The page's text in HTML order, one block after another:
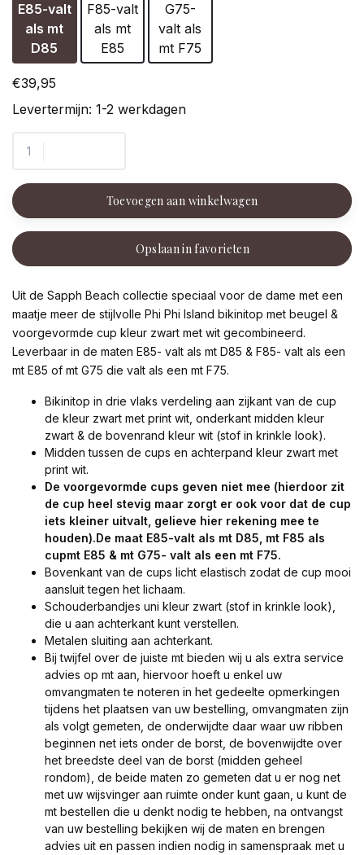
E85-valt
als mt
D85
F85-valt
als mt
E85
G75-
valt als
mt F75
€39,95
Levertermijn: 1-2 werkdagen
Toevoegen aan winkelwagen
Opslaan in favorieten
Uit de Sapph Beach collectie speciaal voor de dame met een
maatje meer de stijlvolle Phi Phi Island bikinitop met beugel &
voorgevormde cup kleur zwart met wit gecombineerd.
Leverbaar in de maten E85- valt als mt D85 & F85- valt als een
mt E85 of mt G75 die valt als een mt F75.
Bikinitop in drie vlaks verdeling aan zijkant van de cup
de kleur zwart met print wit, onderkant midden kleur
zwart & de bovenrand kleur wit (stof in krinkle look).
Midden tussen de cups en achterpand kleur zwart met
print wit.
De voorgevormde cups geven niet mee (hierdoor zit
de cup heel stevig maar zorgt er ook voor dat de cup
iets kleiner uitvalt, gelieve hier rekening mee te
houden).De maat E85-valt als mt D85, mt F85 als
cupmt E85 & mt G75- valt als een mt F75.
Bovenkant van de cups licht elastisch zodat de cup mooi
aansluit tegen het lichaam.
Schouderbandjes uni kleur zwart (stof in krinkle look),
die u aan achterkant kunt verstellen.
Metalen sluiting aan achterkant.
Bij twijfel over de juiste mt bieden wij u als extra service
advies op mt aan, hiervoor hoeft u enkel uw
omvangmaten te noteren in het gedeelte opmerkingen
tijdens het plaatsen van uw bestelling, omvangmaten zijn
als volgt gemeten, de onderwijdte daar waar uw ribben
beginnen net iets onder de borst, de bovenwijdte over
het breedste deel van de borst (midden geheel
rondom), de beide maten zo gemeten dat u er nog net
met uw wijsvinger aan ruimte onder kunt gaan, u kunt de
mt bestellen die u denkt nodig te hebben, na ontvangst
van uw bestelling bekijken wij de maten en brengen
advies uit en passen indien nodig in samenspraak met u